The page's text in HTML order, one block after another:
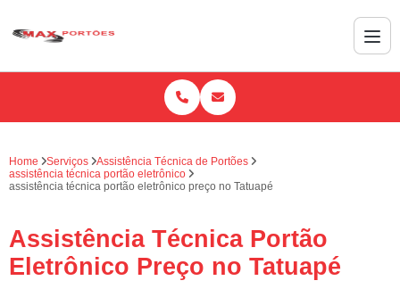
Home Serviços
Assistência Técnica de Portões
assistência técnica portão eletrônico
assistência técnica portão eletrônico preço no Tatuapé
Assistência Técnica Portão
Eletrônico Preço no Tatuapé